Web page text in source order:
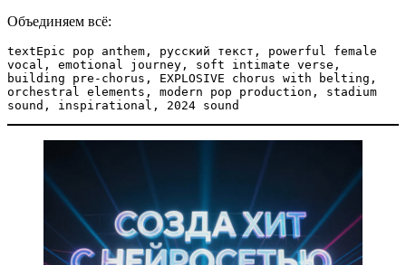
Объединяем всё:
textEpic pop anthem, русский текст, powerful female
vocal, emotional journey, soft intimate verse,
building pre-chorus, EXPLOSIVE chorus with belting,
orchestral elements, modern pop production, stadium
sound, inspirational, 2024 sound